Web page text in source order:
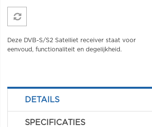
Deze DVB-S/S2 Satelliet receiver staat voor
eenvoud, functionaliteit en degelijkheid.
DETAILS
SPECIFICATIES